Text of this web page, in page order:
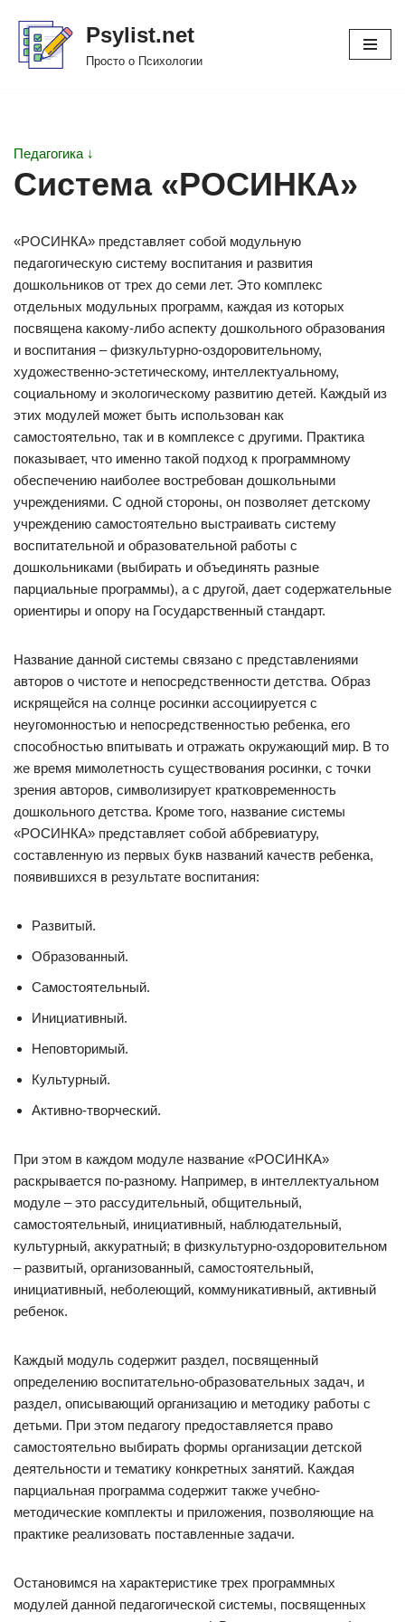
Перейти
Psylist.net
Просто о Психологии
Педагогика ↓
Система «РОСИНКА»
«РОСИНКА» представляет собой модульную
педагогическую систему воспитания и развития
дошкольников от трех до семи лет. Это комплекс
отдельных модульных программ, каждая из которых
посвящена какому-либо аспекту дошкольного образования
и воспитания – физкультурно-оздоровительному,
художественно-эстетическому, интеллектуальному,
социальному и экологическому развитию детей. Каждый из
этих модулей может быть использован как
самостоятельно, так и в комплексе с другими. Практика
показывает, что именно такой подход к программному
обеспечению наиболее востребован дошкольными
учреждениями. С одной стороны, он позволяет детскому
учреждению самостоятельно выстраивать систему
воспитательной и образовательной работы с
дошкольниками (выбирать и объединять разные
парциальные программы), а с другой, дает содержательные
ориентиры и опору на Государственный стандарт.
Название данной системы связано с представлениями
авторов о чистоте и непосредственности детства. Образ
искрящейся на солнце росинки ассоциируется с
неугомонностью и непосредственностью ребенка, его
способностью впитывать и отражать окружающий мир. В то
же время мимолетность существования росинки, с точки
зрения авторов, символизирует кратковременность
дошкольного детства. Кроме того, название системы
«РОСИНКА» представляет собой аббревиатуру,
составленную из первых букв названий качеств ребенка,
появившихся в результате воспитания:
Развитый.
Образованный.
Самостоятельный.
Инициативный.
Неповторимый.
Культурный.
Активно-творческий.
При этом в каждом модуле название «РОСИНКА»
раскрывается по-разному. Например, в интеллектуальном
модуле – это рассудительный, общительный,
самостоятельный, инициативный, наблюдательный,
культурный, аккуратный; в физкультурно-оздоровительном
– развитый, организованный, самостоятельный,
инициативный, неболеющий, коммуникативный, активный
ребенок.
Каждый модуль содержит раздел, посвященный
определению воспитательно-образовательных задач, и
раздел, описывающий организацию и методику работы с
детьми. При этом педагогу предоставляется право
самостоятельно выбирать формы организации детской
деятельности и тематику конкретных занятий. Каждая
парциальная программа содержит также учебно-
методические комплекты и приложения, позволяющие на
практике реализовать поставленные задачи.
Остановимся на характеристике трех программных
модулей данной педагогической системы, посвященных